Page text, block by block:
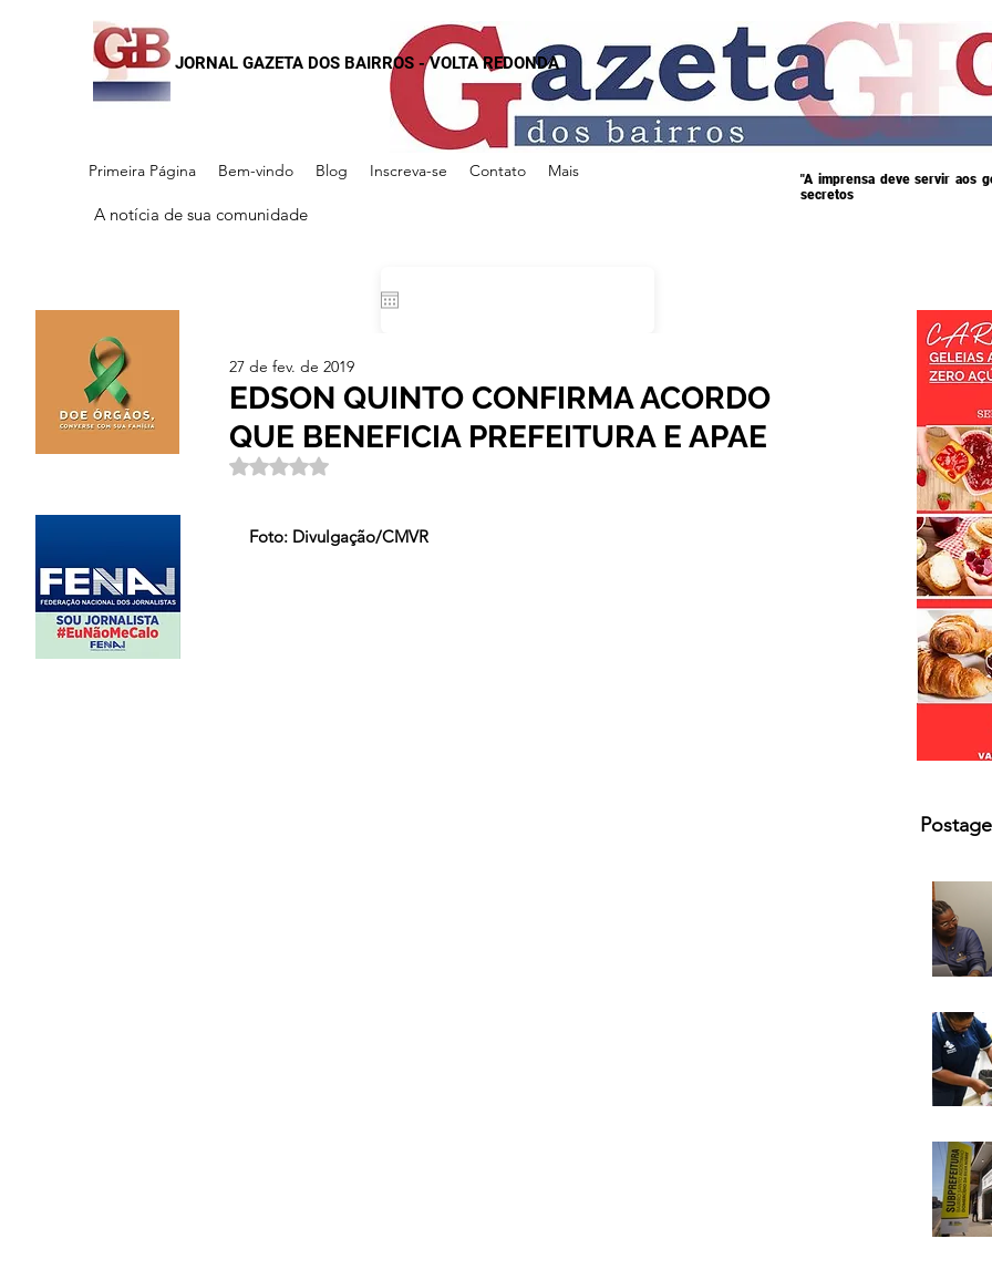
JORNAL GAZETA DOS BAIRROS - VOLTA REDONDA
Primeira Página Bem-vindo Blog Inscreva-se Contato Mais
A notícia de sua comunidade
"A imprensa deve servir aos
secretos
EDSON QUINTO CONFIRMA ACORDO
QUE BENEFICIA PREFEITURA E APAE
27 de fev. de 2019
Avaliado com NaN de 5 estrelas.
Foto: Divulgação/CMVR